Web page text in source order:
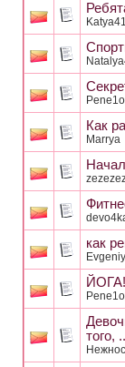
Katya41
Как
Marrya
как
того,